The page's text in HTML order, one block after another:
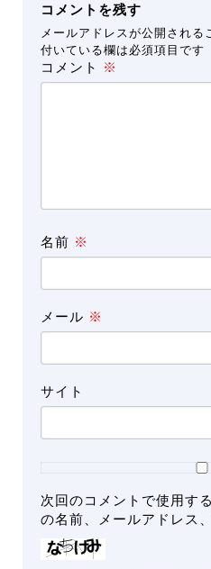
コメントを残す
メールアドレスが公開される
付いている欄は必須項目です
コメント ※
名前 ※
メール ※
サイト
次回のコメントで使用す
の名前、メールアドレス